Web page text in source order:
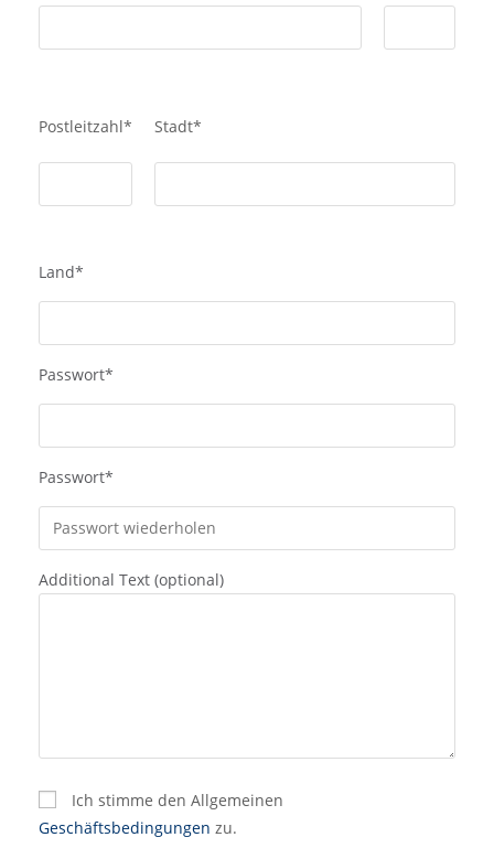
Postleitzahl* Stadt*
Land*
Passwort*
Passwort*
Additional Text (optional)
Ich stimme den Allgemeinen
Geschäftsbedingungen zu.